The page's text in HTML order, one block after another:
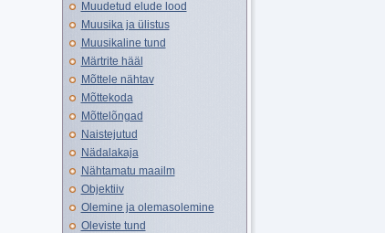
Muudetud elude lood
Muusika ja ülistus
Muusikaline tund
Märtrite hääl
Mõttele nähtav
Mõttekoda
Mõttelõngad
Naistejutud
Nädalakaja
Nähtamatu maailm
Objektiiv
Olemine ja olemasolemine
Oleviste tund